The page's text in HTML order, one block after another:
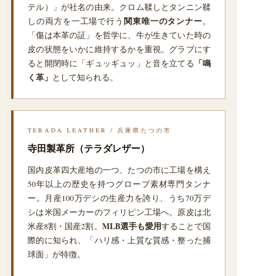
テル）」が社名の由来。クロム鞣しとタンニン鞣
しの両方を一工場で行う 関東唯一のタンナー。
「傷は本革の証」を哲学に、牛が生きていた時の
皮の状態をいかに維持するかを重視。グラブにす
ると開閉時に「ギュッギュッ」と音を立てる 「鳴
く革」 として知られる。
TERADA LEATHER / 兵庫県たつの市
寺田製革所（テラダレザー）
国内皮革四大産地の一つ、たつの市に工場を構え
50年以上の歴史を持つグローブ素材専門タンナ
ー。月産100万デシの生産力を誇り、うち70万デ
シは米国メーカーのフィリピン工場へ。原皮は北
米産8割・国産2割。 MLB選手も愛用することで国
際的に知られ、「ハリ感・上質な質感・整った捕
球面」が特徴。